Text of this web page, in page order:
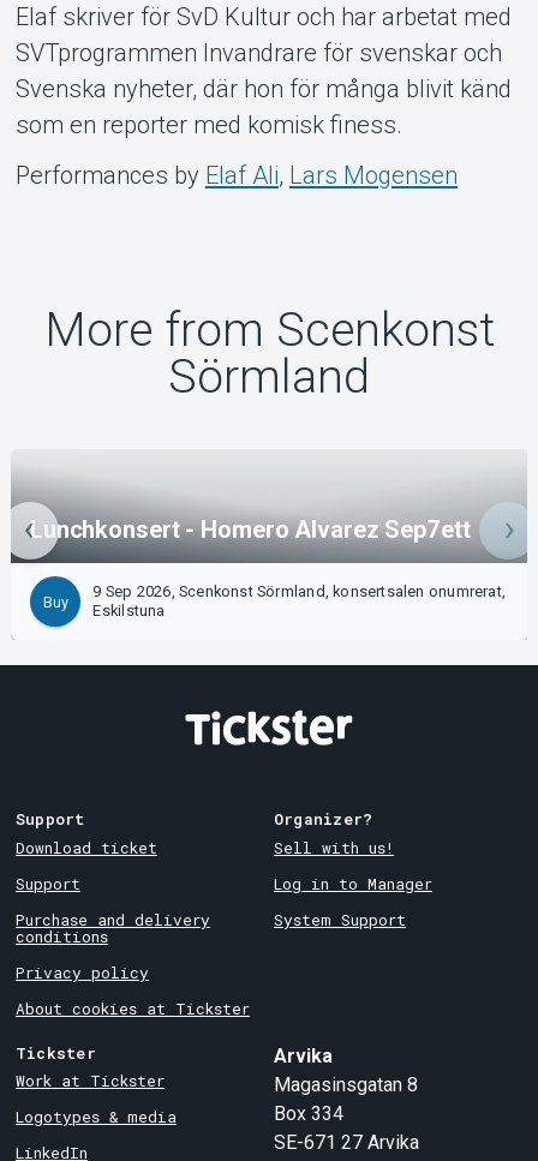
Elaf skriver för SvD Kultur och har arbetat med
SVTprogrammen Invandrare för svenskar och
Svenska nyheter, där hon för många blivit känd
som en reporter med komisk finess.
Performances by Elaf Ali, Lars Mogensen
More from Scenkonst
Sörmland
Lunchkonsert - Homero Alvarez Sep7ett
Buy
9 Sep 2026, Scenkonst Sörmland, konsertsalen onumrerat,
Eskilstuna
Support
Download ticket
Support
Purchase and delivery
conditions
Privacy policy
About cookies at Tickster
Organizer?
Sell with us!
Log in to Manager
System Support
Tickster
Work at Tickster
Logotypes & media
LinkedIn
Arvika
Magasinsgatan 8
Box 334
SE-671 27 Arvika